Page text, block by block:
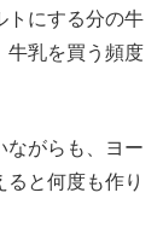
トにする分の牛
牛乳を買う頻度
ながらも、ヨー
と何度も作り